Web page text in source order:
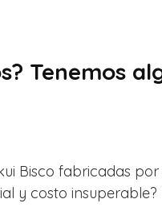
Tenemos
Bisco fabricadas por
y costo insuperable?